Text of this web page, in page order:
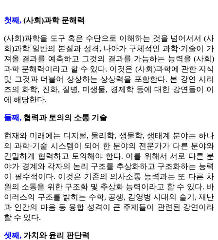
첫째, (사회)과학 문해력
(사회)과학을 도구 혹은 수단으로 이해하는 것을 넘어서서 (사
회)과학 일반의 본질과 성격, 나아가 구체적인 과학·기술이 가
져올 결과를 예측하고 그것의 결과를 가늠하는 능력을 (사회)
과학 문해력이라고 할 수 있다. 이것은 (사회)과학에 관한 지식
및 그것과 더불어 상상하는 상상력을 포함한다. 본 강연 시리
즈의 화학, 진화, 질병, 미생물, 경제학 등에 대한 강연들이 이
에 해당한다.
둘째, 협력과 토의의 소통 기술
현재와 미래에는 디지털, 물리학, 생물학, 생태계 분야는 하나
의 과학·기술 시스템이 되어 한 분야의 전문가가 다른 분야와
긴밀하게 협력하고 토의해야 한다. 이를 위해서 서로 다른 분
야가 경계와 각자의 논리 구조를 추상화하고 구조화하는 능력
이 필수적이다. 이것은 기존의 의사소통 능력과는 또 다른 차
원의 소통을 위한 구조화 및 추상화 능력이라고 할 수 있다. 바
이러스의 구조를 밝히는 수학, 공생, 감영병 시대의 슬기, 재난
과 인간의 마음 등 융합 성격이 큰 주제들이 관련된 강연이라
할 수 있다.
셋째, 가치와 윤리 판단력